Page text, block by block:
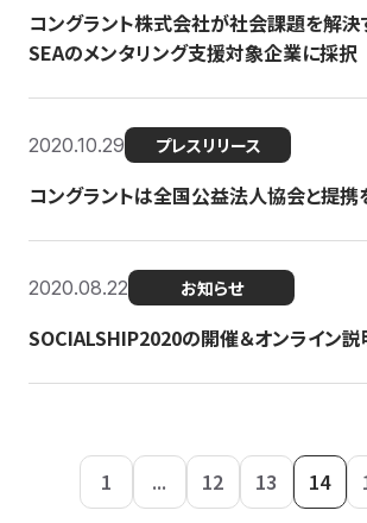
コングラント株式会社が社会課題を解決
SEAのメンタリング支援対象企業に採択
2020.10.29 プレスリリース
コングラントは全国公益法人協会と提携
2020.08.22 お知らせ
SOCIALSHIP2020の開催＆オンライン
1 ... 12 13 14